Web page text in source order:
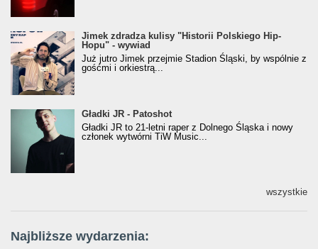
Jimek zdradza kulisy "Historii Polskiego Hip-
Hopu" - wywiad
Jimek zdradza kulisy "Historii Polskiego Hip-
Hopu" - wywiad
Już jutro Jimek przejmie Stadion Śląski, by wspólnie z
gośćmi i orkiestrą...
Gładki JR - Patoshot
Gładki JR - Patoshot
Gładki JR to 21-letni raper z Dolnego Śląska i nowy
członek wytwórni TiW Music...
wszystkie
Najbliższe wydarzenia: